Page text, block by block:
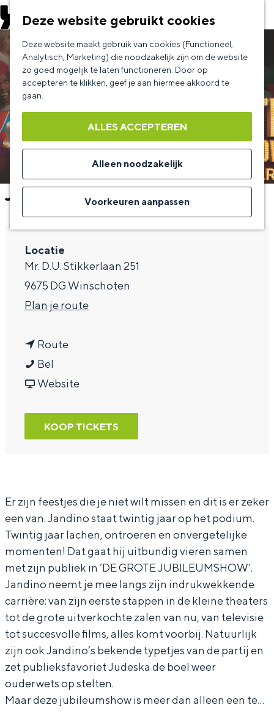
Deze website gebruikt cookies
Deze website maakt gebruik van cookies (Functioneel,
Analytisch, Marketing) die noodzakelijk zijn om de website
zo goed mogelijk te laten functioneren. Door op
accepteren te klikken, geef je aan hiermee akkoord te
gaan.
ALLES ACCEPTEREN
Alleen noodzakelijk
Voorkeuren aanpassen
G
a
n
a
a
r
hJandino
Locatie
Mr. D.U. Stikkerlaan 251
9675 DG Winschoten
Plan je routen
n
d
o
Routen
a
J
a
i
n
o
Bel
a
d
i
Websitev
n
J
d
i
n
o
KOOP TICKETS
Er zijn feestjes die je niet wilt missen en dit is er zeker
een van. Jandino staat twintig jaar op het podium.
Twintig jaar lachen, ontroeren en onvergetelijke
momenten! Dat gaat hij uitbundig vieren samen
met zijn publiek in ‘DE GROTE JUBILEUMSHOW’.
Jandino neemt je mee langs zijn indrukwekkende
carrière: van zijn eerste stappen in de kleine theaters
tot de grote uitverkochte zalen van nu, van televisie
tot succesvolle films, alles komt voorbij. Natuurlijk
zijn ook Jandino’s bekende typetjes van de partij en
zet publieksfavoriet Judeska de boel weer
ouderwets op stelten.
Maar deze jubileumshow is meer dan alleen een te…